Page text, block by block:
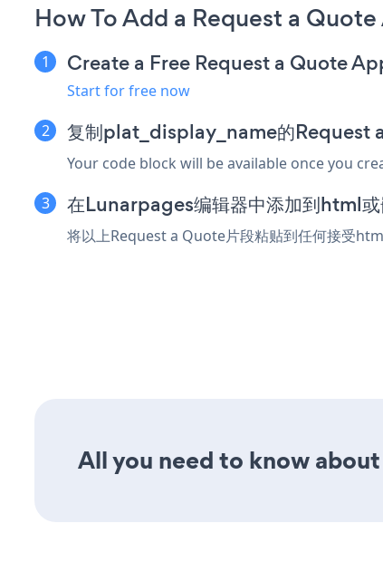
How To Add a Request a
Create a Free Request a Quote
Start for free now
复制plat_display_name的Request
Your code block will be available once you
在Lunarpages编辑器中添加到html或
将以上Request a Quote片段粘贴到任何接受
All you need to know